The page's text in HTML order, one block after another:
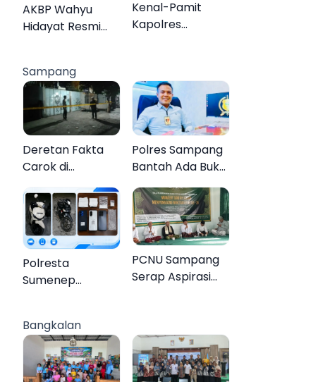
Organisasi
AKBP Wahyu
Hidayat Resmi
Disambut Tradisi
Gerbang Pora
Kenal-Pamit
Kapolres
Cenderamata
untuk AKBP
Hendra
Sampang
Deretan Fakta
Carok di
60 Tahun Duel
Melawan 2 Pria
Polres Sampang
Bantah Ada Bukti
Kasus Rudapaksa
Anak 27
Tersangka
Polresta
Sumenep
Sampang, Tiga
Pengedar
Ditangkap
PCNU Sampang
Serap Aspirasi
Bangkalan